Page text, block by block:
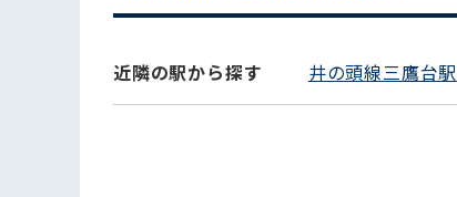
近隣の駅から探す 井の頭線三鷹台駅